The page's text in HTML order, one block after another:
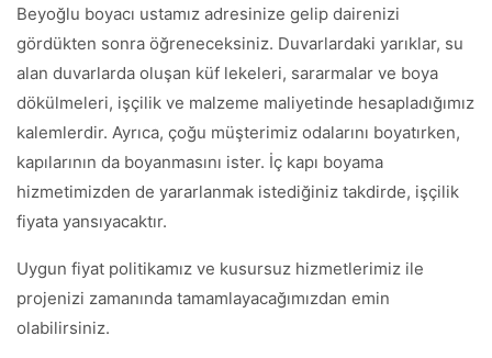
Beyoğlu boyacı ustamız adresinize gelip dairenizi
gördükten sonra öğreneceksiniz. Duvarlardaki yarıklar, su
alan duvarlarda oluşan küf lekeleri, sararmalar ve boya
dökülmeleri, işçilik ve malzeme maliyetinde hesapladığımız
kalemlerdir. Ayrıca, çoğu müşterimiz odalarını boyatırken,
kapılarının da boyanmasını ister. İç kapı boyama
hizmetimizden de yararlanmak istediğiniz takdirde, işçilik
fiyata yansıyacaktır.
Uygun fiyat politikamız ve kusursuz hizmetlerimiz ile
projenizi zamanında tamamlayacağımızdan emin
olabilirsiniz.